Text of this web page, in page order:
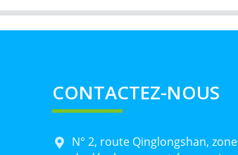
CONTACTEZ-NOUS
N° 2, route Qinglongshan, zone